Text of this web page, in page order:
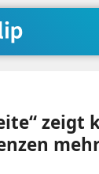
zeigt